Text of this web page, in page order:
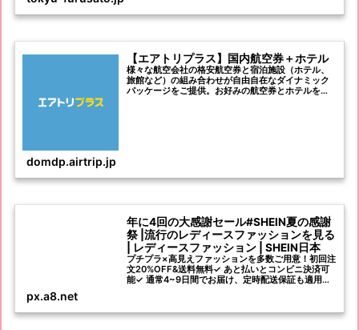
品も！
【エアトリプラス】国内航空券＋ホテル
様々な航空会社の格安航空券と宿泊施設（ホテル、
旅館など）の組み合わせが自由自在なダイナミック
パッケージをご提供。お好みの航空券とホテルを選
domdp.airtrip.jp
年に4回の大感謝セール#SHEIN夏の感謝
祭 |流行のレディースファッションを見る
| レディースファッション | SHEIN日本
プチプラ×高見えファッションを多数ご用意！初回注
文20%OFF&送料無料✓ あと払いとコンビニ決済可
能✓ 通常4~9日間でお届け、定時配送保証も適用可
px.a8.net